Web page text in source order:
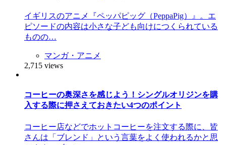
イギリスのアニメ『ペッパピッグ（PeppaPig）』。エ
ピソードの内容は小さな子ども向けにつくられている
ものの…
マンガ・アニメ
2,715 views
コーヒーの奥深さを感じよう！シングルオリジンを購
入する際に押さえておきたい4つのポイント
コーヒー店などでホットコーヒーを注文する際に、皆
さんは「ブレンド」という言葉をよく使われるかと思